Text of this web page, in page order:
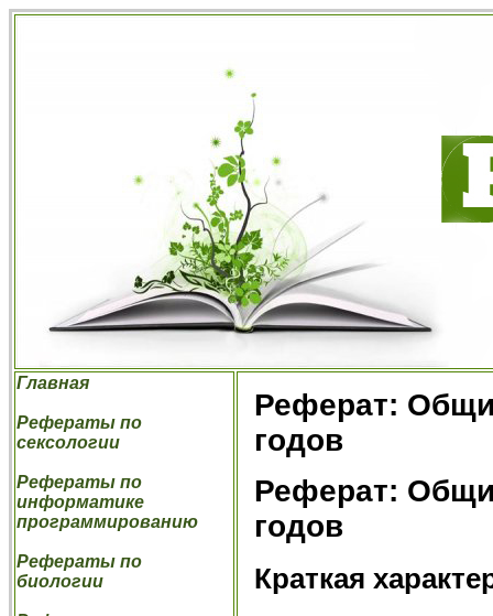
Главная
Рефераты по
сексологии
Рефераты по
информатике
программированию
Рефераты по
биологии
Реферат:
годов
Реферат:
годов
Краткая